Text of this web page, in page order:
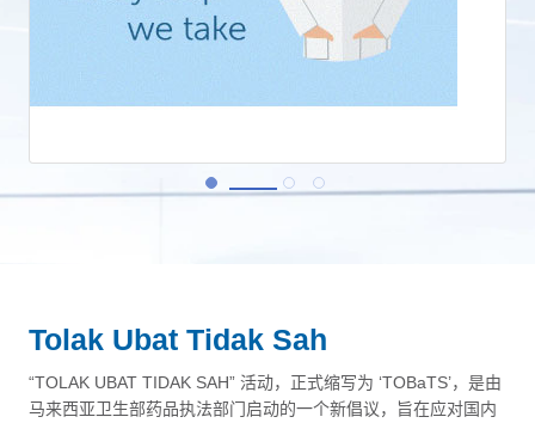
Tolak Ubat Tidak Sah
“TOLAK UBAT TIDAK SAH” 活动，正式缩写为 ‘TOBaTS’，是由
马来西亚卫生部药品执法部门启动的一个新倡议，旨在应对国内